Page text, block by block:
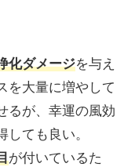
化ダメージを与え
を大量に増やして
るが、幸運の風効
ても良い。
が付いているた